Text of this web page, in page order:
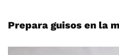
Prepara guisos en la